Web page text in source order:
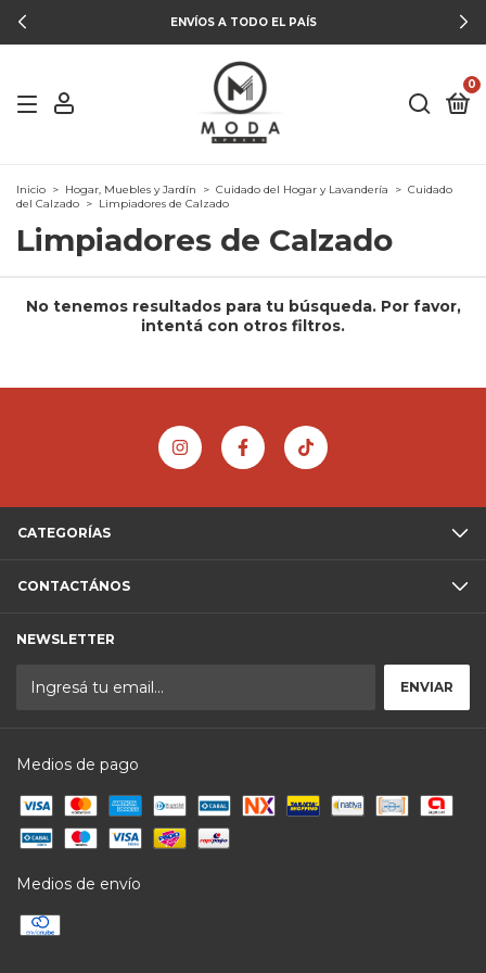
ENVÍOS A TODO EL PAÍS
0
Inicio > Hogar, Muebles y Jardín > Cuidado del Hogar y Lavandería > Cuidado
del Calzado > Limpiadores de Calzado
Limpiadores de Calzado
No tenemos resultados para tu búsqueda. Por favor,
intentá con otros filtros.
CATEGORÍAS
CONTACTÁNOS
NEWSLETTER
Medios de pago
Medios de envío